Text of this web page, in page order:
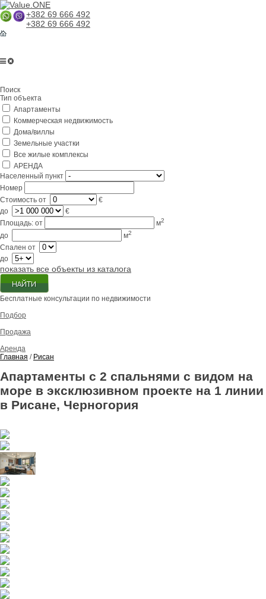
+382 69 666 492
+382 69 666 492
Lifestyle
Контакты
Поиск
Тип объекта
Апартаменты
Коммерческая недвижимость
Дома/виллы
Земельные участки
Все жилые комплексы
АРЕНДА
Населенный пункт
Номер
Стоимость от
€
до
€
Площадь: от м2
до м2
Спален от
до
показать все объекты из каталога
Бесплатные консультации по недвижимости
Подбор
Продажа
Аренда
Главная / Рисан
Апартаменты с 2 спальнями с видом на
море в эксклюзивном проекте на 1 линии
в Рисане, Черногория